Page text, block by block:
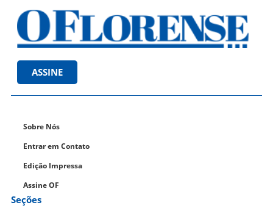
ASSINE
Sobre Nós
Entrar em Contato
Edição Impressa
Assine OF
Seções